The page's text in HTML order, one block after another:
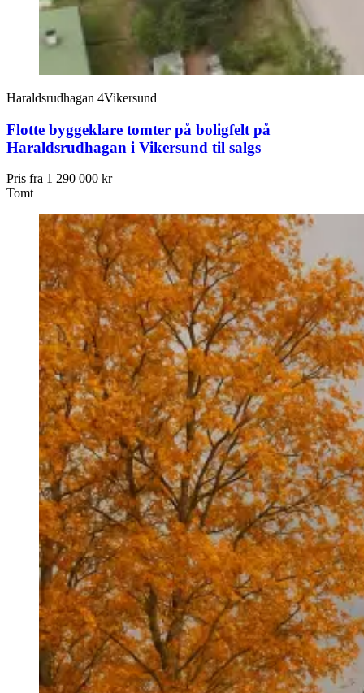
Haraldsrudhagan 4Vikersund
Flotte byggeklare tomter på boligfelt på
Haraldsrudhagan i Vikersund til salgs
Pris fra 1 290 000 kr
Tomt